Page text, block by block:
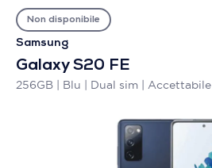
Samsung
Galaxy S20 FE
256GB | Blu | Dual sim | Accettabile
Non disponibile